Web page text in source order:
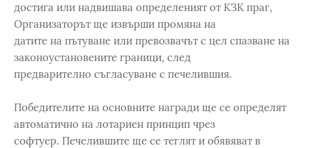
достига или надвишава определеният от КЗК праг,
Организаторът ще извърши промяна на
датите на пътуване или превозвачът с цел спазване на
законоустановените граници, след
предварително съгласуване с печелившия.
Победителите на основните награди ще се определят
автоматично на лотариен принцип чрез
софтуер. Печелившите ще се теглят и обявяват в